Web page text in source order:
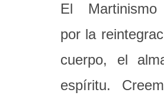
El
por la
cuerpo, el
espíritu.